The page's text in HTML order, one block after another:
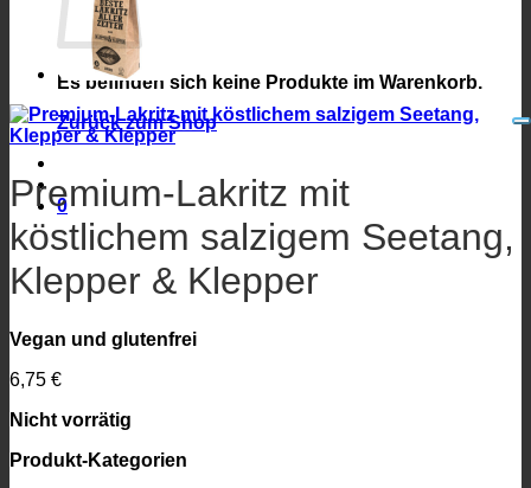
Es befinden sich keine Produkte im Warenkorb.
Zurück zum Shop
0
Premium-Lakritz mit
köstlichem salzigem Seetang,
Klepper & Klepper
Vegan und glutenfrei
6,75 €
Nicht vorrätig
Produkt-Kategorien